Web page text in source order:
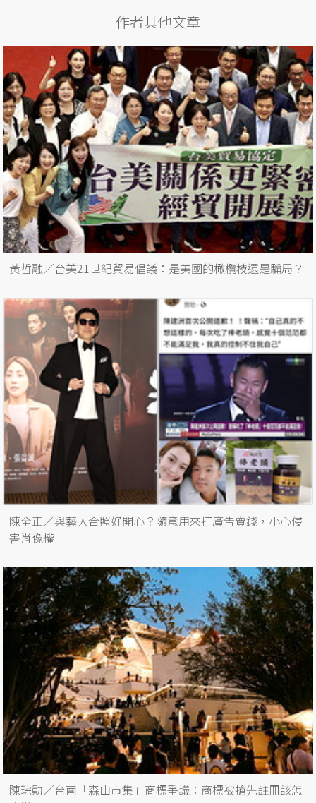
作者其他文章
黃哲融／台美21世紀貿易倡議：是美國的橄欖枝還是騙局？
陳全正／與藝人合照好開心？隨意用來打廣告賣錢，小心侵
害肖像權
陳琮勛／台南「森山市集」商標爭議：商標被搶先註冊該怎